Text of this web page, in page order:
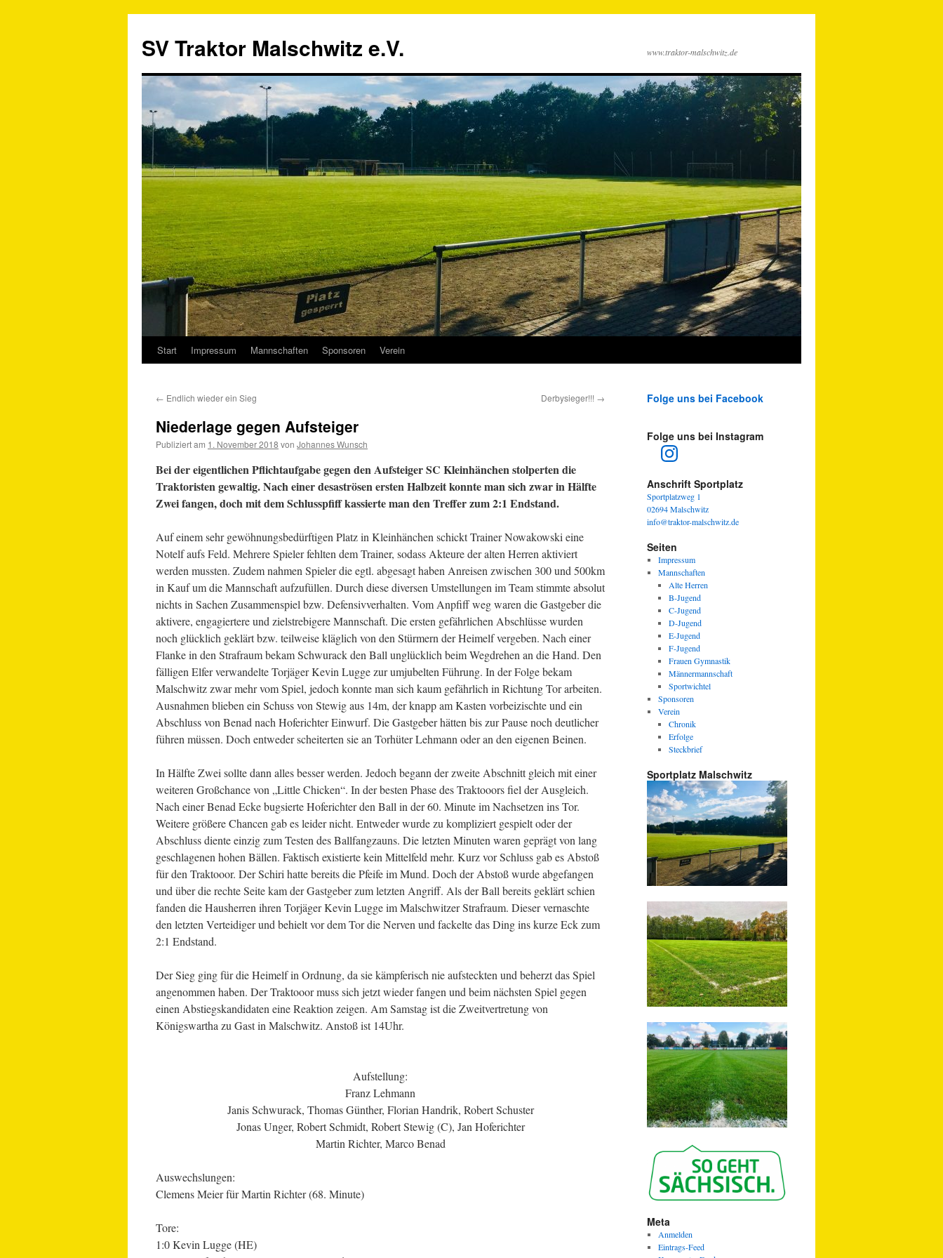
SV Traktor Malschwitz e.V. www.traktor-malschwitz.de
Springe
Inhalt
Start Impressum Mannschaften Sponsoren Verein
← Endlich wieder ein Sieg Derbysieger!!! →
Niederlage gegen Aufsteiger
Publiziert am 1. November 2018 von Johannes Wunsch
Bei der eigentlichen Pflichtaufgabe gegen den Aufsteiger SC Kleinhänchen stolperten die
Traktoristen gewaltig. Nach einer desaströsen ersten Halbzeit konnte man sich zwar in Hälfte
Zwei fangen, doch mit dem Schlusspfiff kassierte man den Treffer zum 2:1 Endstand.
Auf einem sehr gewöhnungsbedürftigen Platz in Kleinhänchen schickt Trainer Nowakowski eine
Notelf aufs Feld. Mehrere Spieler fehlten dem Trainer, sodass Akteure der alten Herren aktiviert
werden mussten. Zudem nahmen Spieler die egtl. abgesagt haben Anreisen zwischen 300 und 500km
in Kauf um die Mannschaft aufzufüllen. Durch diese diversen Umstellungen im Team stimmte absolut
nichts in Sachen Zusammenspiel bzw. Defensivverhalten. Vom Anpfiff weg waren die Gastgeber die
aktivere, engagiertere und zielstrebigere Mannschaft. Die ersten gefährlichen Abschlüsse wurden
noch glücklich geklärt bzw. teilweise kläglich von den Stürmern der Heimelf vergeben. Nach einer
Flanke in den Strafraum bekam Schwurack den Ball unglücklich beim Wegdrehen an die Hand. Den
fälligen Elfer verwandelte Torjäger Kevin Lugge zur umjubelten Führung. In der Folge bekam
Malschwitz zwar mehr vom Spiel, jedoch konnte man sich kaum gefährlich in Richtung Tor arbeiten.
Ausnahmen blieben ein Schuss von Stewig aus 14m, der knapp am Kasten vorbeizischte und ein
Abschluss von Benad nach Hoferichter Einwurf. Die Gastgeber hätten bis zur Pause noch deutlicher
führen müssen. Doch entweder scheiterten sie an Torhüter Lehmann oder an den eigenen Beinen.
In Hälfte Zwei sollte dann alles besser werden. Jedoch begann der zweite Abschnitt gleich mit einer
weiteren Großchance von „Little Chicken“. In der besten Phase des Traktooors fiel der Ausgleich.
Nach einer Benad Ecke bugsierte Hoferichter den Ball in der 60. Minute im Nachsetzen ins Tor.
Weitere größere Chancen gab es leider nicht. Entweder wurde zu kompliziert gespielt oder der
Abschluss diente einzig zum Testen des Ballfangzauns. Die letzten Minuten waren geprägt von lang
geschlagenen hohen Bällen. Faktisch existierte kein Mittelfeld mehr. Kurz vor Schluss gab es Abstoß
für den Traktooor. Der Schiri hatte bereits die Pfeife im Mund. Doch der Abstoß wurde abgefangen
und über die rechte Seite kam der Gastgeber zum letzten Angriff. Als der Ball bereits geklärt schien
fanden die Hausherren ihren Torjäger Kevin Lugge im Malschwitzer Strafraum. Dieser vernaschte
den letzten Verteidiger und behielt vor dem Tor die Nerven und fackelte das Ding ins kurze Eck zum
2:1 Endstand.
Der Sieg ging für die Heimelf in Ordnung, da sie kämpferisch nie aufsteckten und beherzt das Spiel
angenommen haben. Der Traktooor muss sich jetzt wieder fangen und beim nächsten Spiel gegen
einen Abstiegskandidaten eine Reaktion zeigen. Am Samstag ist die Zweitvertretung von
Königswartha zu Gast in Malschwitz. Anstoß ist 14Uhr.
Aufstellung:
Franz Lehmann
Janis Schwurack, Thomas Günther, Florian Handrik, Robert Schuster
Jonas Unger, Robert Schmidt, Robert Stewig (C), Jan Hoferichter
Martin Richter, Marco Benad
Auswechslungen:
Clemens Meier für Martin Richter (68. Minute)
Tore:
1:0 Kevin Lugge (HE)
Folge uns bei Facebook
Folge uns bei Instagram
Instagram
Anschrift Sportplatz
Sportplatzweg 1
02694 Malschwitz
info@traktor-malschwitz.de
Seiten
Impressum
Mannschaften
Alte Herren
B-Jugend
C-Jugend
D-Jugend
E-Jugend
F-Jugend
Frauen Gymnastik
Männermannschaft
Sportwichtel
Sponsoren
Verein
Chronik
Erfolge
Steckbrief
Sportplatz Malschwitz
Meta
Anmelden
Eintrags-Feed